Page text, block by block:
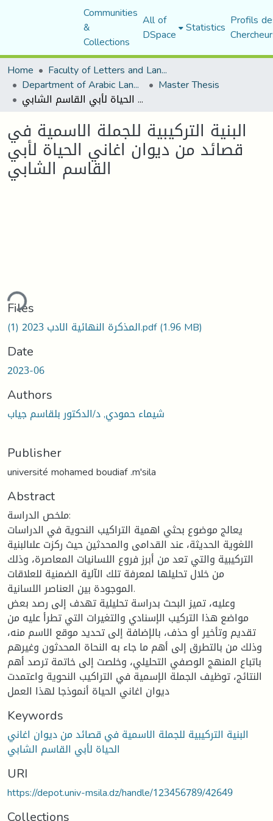
Communities
&
Collections
All of
DSpace Statistics Profils
Home
Faculty of Letters and Languages
Department of Arabic Language and Literature Master Thesis
البنية التركيبية للجملة الاسمية في قصائد من ديوان اغاني الحياة لأبي القاسم الشابي
البنية التركيبية للجملة الاسمية في
قصائد من ديوان اغاني الحياة لأبي
القاسم الشابي
Files
المذكرة النهائية الادب 2023 (1).pdf(1.96 MB)
Date
2023-06
Authors
شيماء حمودي, د/الدكتور بلقاسم جياب
Publisher
université mohamed boudiaf .m'sila
Abstract
ملخص الدراسة:
يعالج موضوع بحثي اهمية التراكيب النحوية في الدراسات
اللغوية الحديثة، عند القدامى والمحدثين حيث ركزت علىالبنية
التركيبية والتي تعد من أبرز فروع اللسانيات المعاصرة، وذلك
من خلال تحليلها لمعرفة تلك الآلية الضمنية للعلاقات
الموجودة بين العناصر اللسانية.
وعليه، تميز البحث بدراسة تحليلية تهدف إلى رصد بعض
مواضع هذا التركيب الإسنادي والتغيرات التي تطرأ عليه من
تقديم وتأخير أو حذف، بالإضافة إلى تحديد موقع الاسم منه،
وذلك من بالتطرق إلى أهم ما جاء به النحاة المحدثون وغيرهم
باتباع المنهج الوصفي التحليلي، وخلصت إلى خاتمة ترصد أهم
النتائج، توظيف الجملة الإسمية في التراكيب النحوية واعتمدت
ديوان اغاني الحياة أنموذجا لهذا العمل
Keywords
البنية التركيبية للجملة الاسمية في قصائد من ديوان اغاني
الحياة لأبي القاسم الشابي
URI
https://depot.univ-msila.dz/handle/123456789/42649